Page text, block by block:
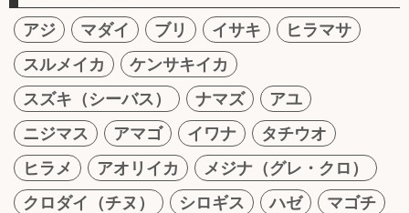
アジ マダイ ブリ イサキ
ヒラマサ
スルメイカ
ケンサキイカ
スズキ（シーバス）
ナマズ
アユ
ニジマス
アマゴ イワナ
タチウオ
ヒラメ
アオリイカ
メジナ（グレ・クロ）
クロダイ（チヌ）
シロギス ハゼ
マゴチ